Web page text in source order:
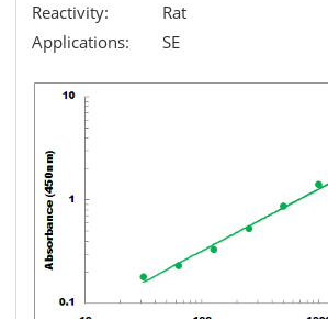
Reactivity:
Rat
Applications:
SE